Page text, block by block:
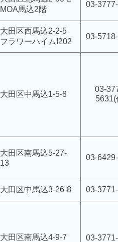
MOA馬込2階
03-
大田区西馬込2-2-5
フラワーハイムI202
03-
大田区中馬込1-5-8
03-
5631(
大田区南馬込5-27-
13
03-
大田区中馬込3-26-8 03-
大田区南馬込4-9-7 03-